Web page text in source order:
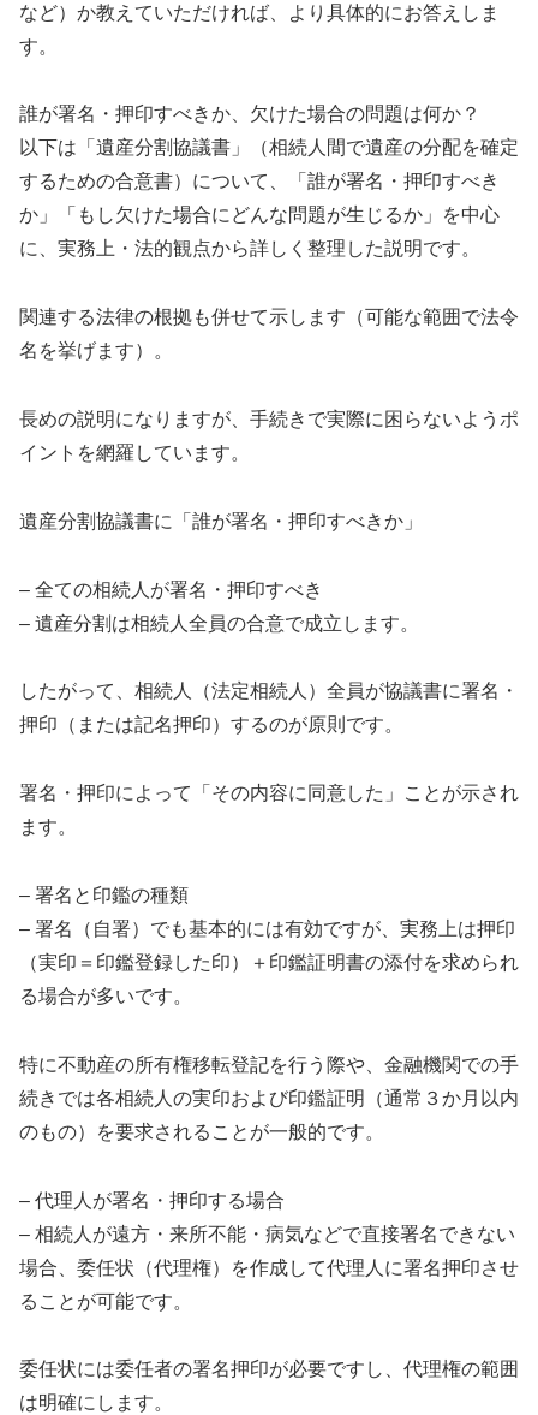
など）か教えていただければ、より具体的にお答えしま
す。
誰が署名・押印すべきか、欠けた場合の問題は何か？
以下は「遺産分割協議書」（相続人間で遺産の分配を確定
するための合意書）について、「誰が署名・押印すべき
か」「もし欠けた場合にどんな問題が生じるか」を中心
に、実務上・法的観点から詳しく整理した説明です。
関連する法律の根拠も併せて示します（可能な範囲で法令
名を挙げます）。
長めの説明になりますが、手続きで実際に困らないようポ
イントを網羅しています。
遺産分割協議書に「誰が署名・押印すべきか」
– 全ての相続人が署名・押印すべき
– 遺産分割は相続人全員の合意で成立します。
したがって、相続人（法定相続人）全員が協議書に署名・
押印（または記名押印）するのが原則です。
署名・押印によって「その内容に同意した」ことが示され
ます。
– 署名と印鑑の種類
– 署名（自署）でも基本的には有効ですが、実務上は押印
（実印＝印鑑登録した印）＋印鑑証明書の添付を求められ
る場合が多いです。
特に不動産の所有権移転登記を行う際や、金融機関での手
続きでは各相続人の実印および印鑑証明（通常３か月以内
のもの）を要求されることが一般的です。
– 代理人が署名・押印する場合
– 相続人が遠方・来所不能・病気などで直接署名できない
場合、委任状（代理権）を作成して代理人に署名押印させ
ることが可能です。
委任状には委任者の署名押印が必要ですし、代理権の範囲
は明確にします。